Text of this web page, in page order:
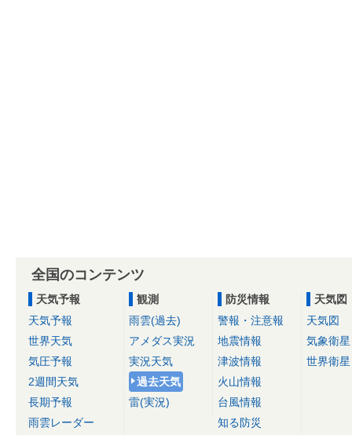
全国のコンテンツ
天気予報
天気予報
世界天気
気圧予報
2週間天気
長期予報
雨雲レーダー
観測
雨雲(過去)
アメダス実況
実況天気
過去天気
雷(実況)
防災情報
警報・注意報
地震情報
津波情報
火山情報
台風情報
知る防災
天気図
天気図
気象衛星
世界衛星